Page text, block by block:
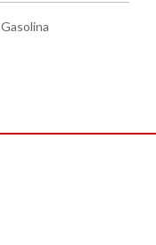
Gasolina